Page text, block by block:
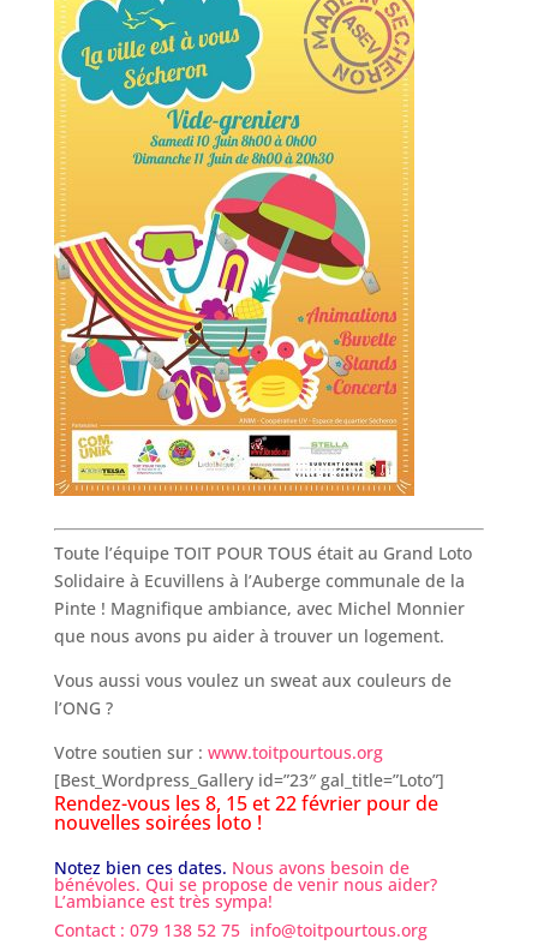
Toute l’équipe TOIT POUR TOUS était au Grand Loto
Solidaire à Ecuvillens à l’Auberge communale de la
Pinte ! Magnifique ambiance, avec Michel Monnier
que nous avons pu aider à trouver un logement.
Vous aussi vous voulez un sweat aux couleurs de
l’ONG ?
Votre soutien sur : www.toitpourtous.org
[Best_Wordpress_Gallery id=”23″ gal_title=”Loto”]
Rendez-vous les 8, 15 et 22 février pour de
nouvelles soirées loto !
Notez bien ces dates. Nous avons besoin de
bénévoles. Qui se propose de venir nous aider?
L’ambiance est très sympa!
Contact : 079 138 52 75 info@toitpourtous.org